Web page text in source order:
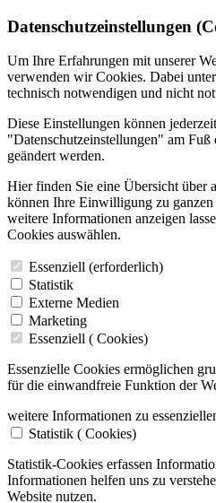
Datenschutzeinstellungen
Um Ihre Erfahrungen mit unserer
verwenden wir Cookies. Dabei
technisch notwendigen und nicht
Diese Einstellungen können
"Datenschutzeinstellungen" am Fuß
geändert werden.
Hier finden Sie eine Übersicht über
können Ihre Einwilligung zu
weitere Informationen anzeigen
Cookies auswählen.
Essenziell (erforderlich)
Statistik
Externe Medien
Marketing
Essenziell ( Cookies)
Essenzielle Cookies ermöglichen
für die einwandfreie Funktion der
weitere Informationen zu
Statistik ( Cookies)
Statistik-Cookies erfassen
Informationen helfen uns zu
Website nutzen.